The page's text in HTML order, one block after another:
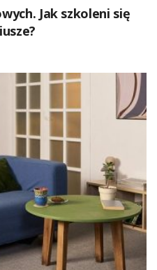
Jak szkoleni się